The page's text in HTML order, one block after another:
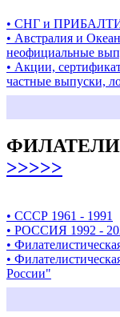
• СНГ и
• Австралия и
неофициальные
• Акции,
частные выпуски,
>>>>>
• СССР 1961 - 1991
• РОССИЯ 1992 -
•
•
России"